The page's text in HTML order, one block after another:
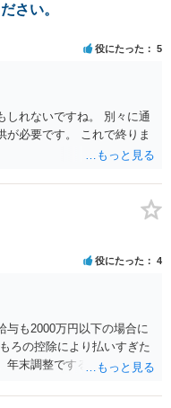
さい。
役にたった 5
しれないですね。 別々に通
が必要です。 これで終りま
役にたった 4
与も2000万円以下の場合に
ろの控除により払いすぎた
年末調整でするのか、確定
た場合には、税務署の調査